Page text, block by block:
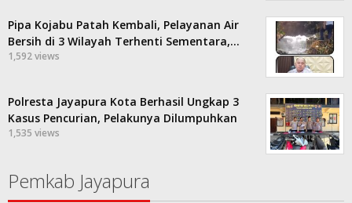
Pipa Kojabu Patah Kembali, Pelayanan Air
Bersih di 3 Wilayah Terhenti Sementara,…
1,592 views
Polresta Jayapura Kota Berhasil Ungkap 3
Kasus Pencurian, Pelakunya Dilumpuhkan
1,535 views
Pemkab Jayapura